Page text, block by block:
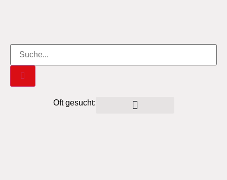
Oft gesucht: